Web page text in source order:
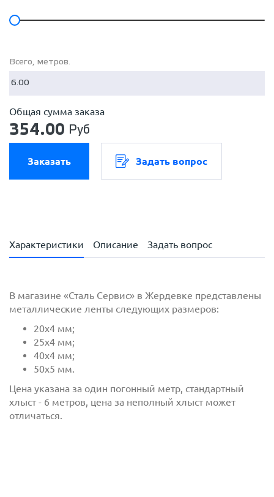
Всего, метров.
Общая сумма заказа
354.00 Руб
Заказать Задать вопрос
Характеристики Описание Задать вопрос
В магазине «Сталь Сервис» в Жердевке представлены
металлические ленты следующих размеров:
20х4 мм;
25х4 мм;
40х4 мм;
50х5 мм.
Цена указана за один погонный метр, стандартный
хлыст - 6 метров, цена за неполный хлыст может
отличаться.